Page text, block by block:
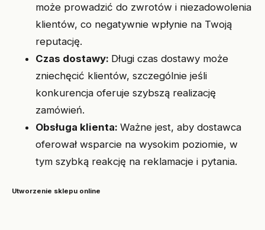
może prowadzić do zwrotów i niezadowolenia
klientów, co negatywnie wpłynie na Twoją
reputację.
Czas dostawy: Długi czas dostawy może
zniechęcić klientów, szczególnie jeśli
konkurencja oferuje szybszą realizację
zamówień.
Obsługa klienta: Ważne jest, aby dostawca
oferował wsparcie na wysokim poziomie, w
tym szybką reakcję na reklamacje i pytania.
Utworzenie sklepu online